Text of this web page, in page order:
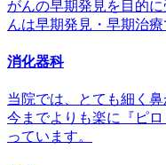
がんの早期発見を目的
んは早期発見・早期治
消化器科
当院では、とても細く
今までよりも楽に『ピ
っています。